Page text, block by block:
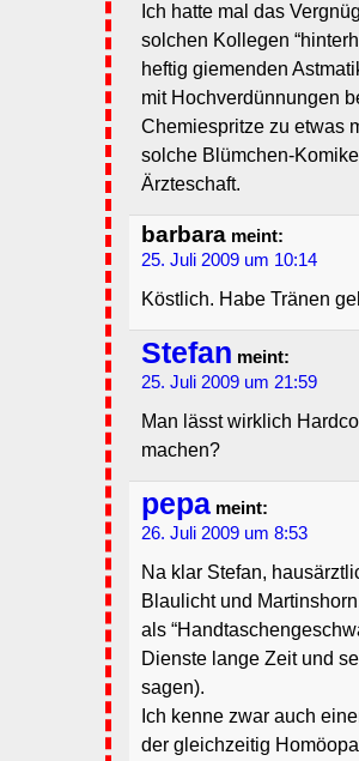
Ich hatte mal das
solchen Kollegen
heftig giemenden
mit Hochverdünnungen
Chemiespritze zu etwas
solche Blümchen-
Ärzteschaft.
barbara meint:
25. Juli 2009 um 10:14
Köstlich. Habe Tränen
Stefan meint:
25. Juli 2009 um 21:59
Man lässt wirklich
machen?
pepa meint:
26. Juli 2009 um 8:53
Na klar Stefan,
Blaulicht und
als
Dienste lange Zeit und
sagen).
Ich kenne zwar auch
der gleichzeitig